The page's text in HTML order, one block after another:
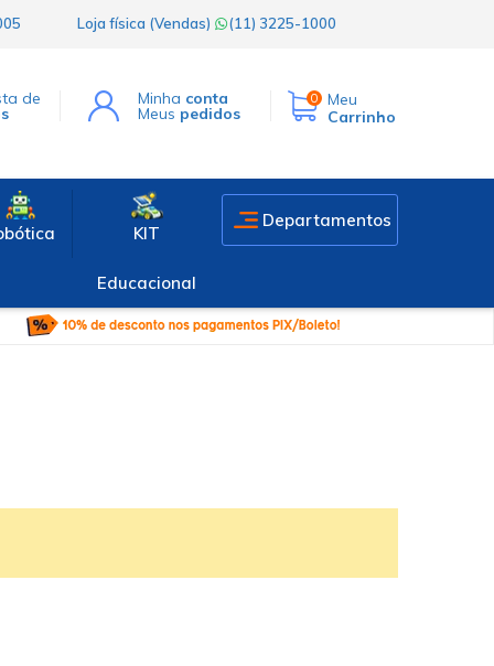
Loja física (Vendas) (11) 3225-1000
de Minha conta
Meus pedidos
0
Meu
Carrinho
KIT
Educacional
Departamentos